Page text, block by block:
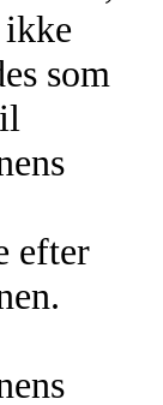
som
efter